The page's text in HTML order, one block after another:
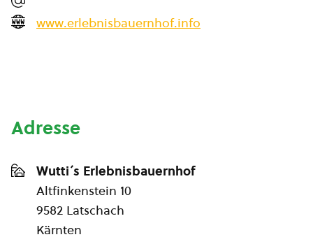
www.erlebnisbauernhof.info
Adresse
Wutti´s Erlebnisbauernhof
Altfinkenstein 10
9582 Latschach
Kärnten